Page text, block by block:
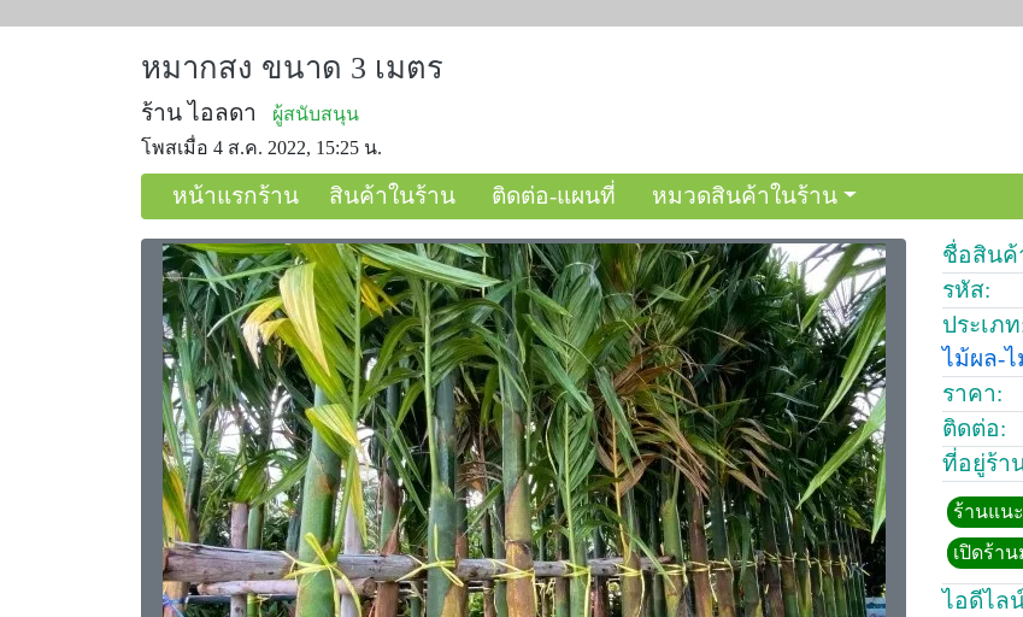
หมากสง ขนาด 3 เมตร
ร้าน ไอลดา
ผู้สนับสนุน
โพสเมื่อ 4 ส.ค. 2022, 15:25 น.
หน้าแรกร้าน สินค้าในร้าน ติดต่อ-แผนที่ หมวดสินค้าในร้าน
ชื่อสินค้
รหัส:
ประเภ
ไม้ผล-
ราคา:
ติดต่อ:
ที่อยู่ร้า
ร้านแน
เปิดร้า
ไอดีไล